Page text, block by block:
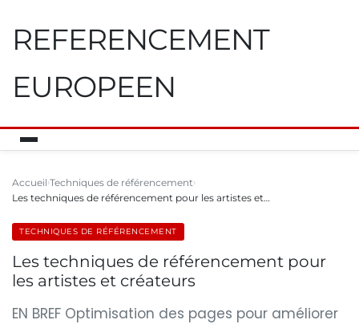
REFERENCEMENT
EUROPEEN
Accueil Techniques de référencement
Les techniques de référencement pour les artistes et…
TECHNIQUES DE RÉFÉRENCEMENT
Les techniques de référencement pour
les artistes et créateurs
EN BREF Optimisation des pages pour améliorer